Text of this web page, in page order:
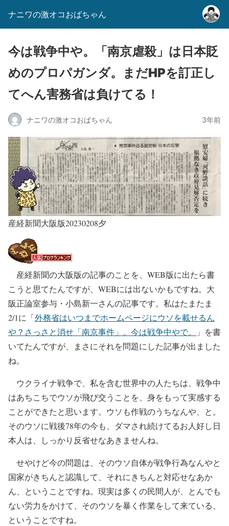
ナニワの激オコおばちゃん
今は戦争中や。「南京虐殺」は日本貶
めのプロパガンダ。まだHPを訂正し
てへん害務省は負けてる！
ナニワの激オコおばちゃん 3年前
産経新聞大阪版20230208夕
産経新聞の大阪版の記事のことを、WEB版に出たら書
こうと思てたんですが、WEBには出ないかもですね。大
阪正論室参与・小島新一さんの記事です。私はたまたま
2/1に「外務省はいつまでホームページにウソを載せるん
や？さっさと消せ「南京事件」。今は戦争中やで。
」を書
いてたんですが、まさにそれを問題にした記事が出ました
ね。
ウクライナ戦争で、私を含む世界中の人たちは、戦争中
はあちこちでウソが飛び交うことを、身をもって実感する
ことができたと思います。ウソも作戦のうちなんや、と。
そのウソに戦後78年の今も、ダマされ続けてるお人好し日
本人は、しっかり反省せなあきませんね。
せやけど今の問題は、そのウソ自体が戦争行為なんやと
国家がきちんと認識して、それにきちんと対応せなあか
ん、ということですね。現実は多くの民間人が、とんでも
ない労力をかけて、そのウソを暴く作業をして来ている、
ということですね。